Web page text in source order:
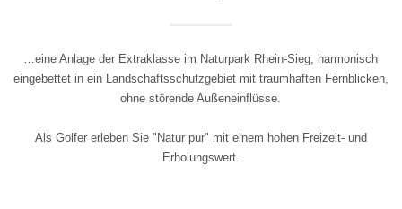
…eine Anlage der Extraklasse im Naturpark Rhein-Sieg, harmonisch
eingebettet in ein Landschaftsschutzgebiet mit traumhaften Fernblicken,
ohne störende Außeneinflüsse.
Als Golfer erleben Sie "Natur pur" mit einem hohen Freizeit- und
Erholungswert.